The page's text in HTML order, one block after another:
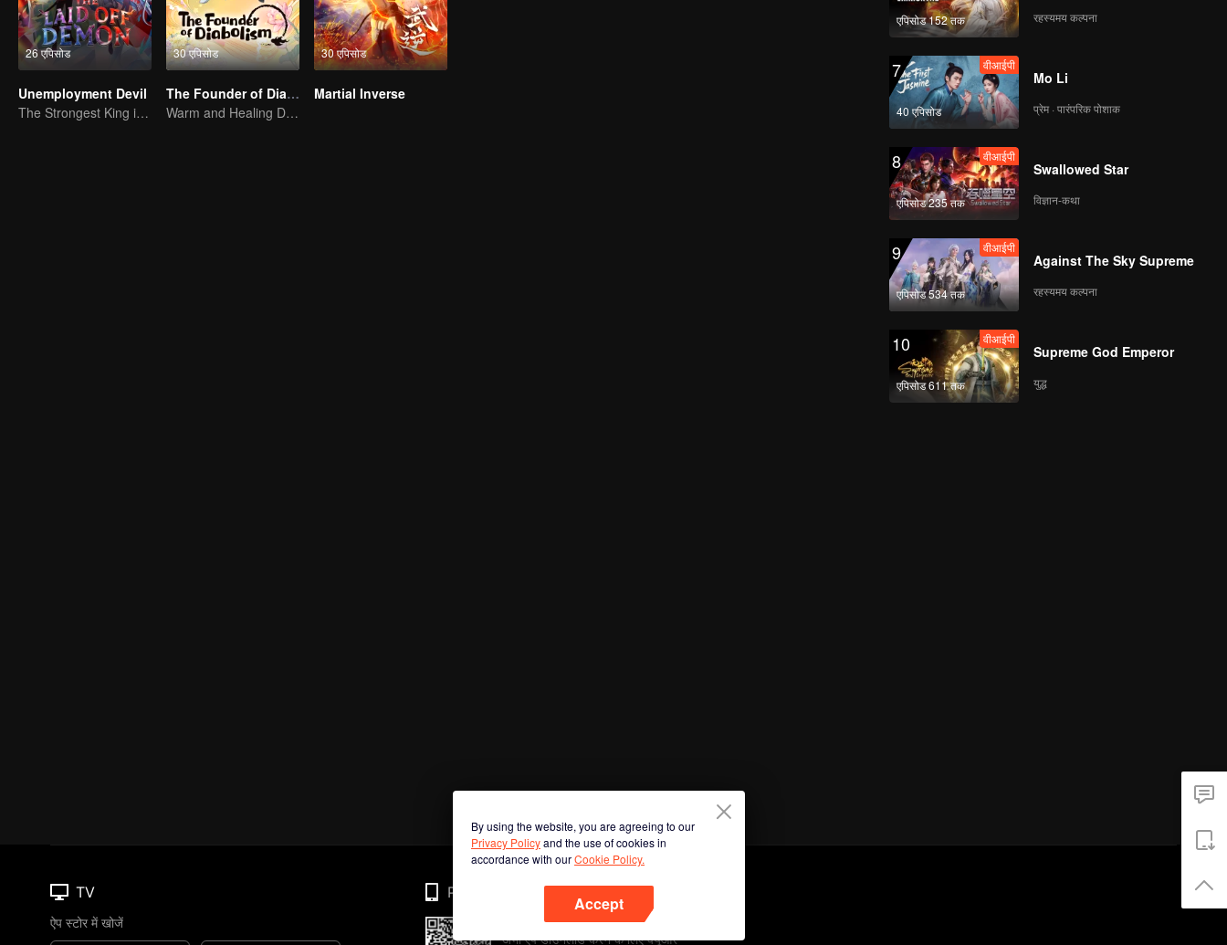
26 एपिसोड
Unemployment Devil
The Strongest King in the Demon World Suddenly Gets Laid Off?
30 एपिसोड
The Founder of Diabolism Q
Warm and Healing Daily Life
30 एपिसोड
Martial Inverse
एपिसोड 152 तक रहस्यमय कल्पना
7
40 एपिसोड
वीआईपी
Mo Li
प्रेम · पारंपरिक पोशाक
8
एपिसोड 235 तक
वीआईपी
Swallowed Star
विज्ञान-कथा
9
एपिसोड 534 तक
वीआईपी
Against The Sky Supreme
रहस्यमय कल्पना
10
एपिसोड 611 तक
वीआईपी
Supreme God Emperor
युद्ध
By using the website, you are agreeing to our
Privacy Policyand the use of cookies in
accordance with ourCookie Policy.
Accept
TV
ऐप स्टोर में खोजें
Phone
अभी ऐप डाउनलोड करने के लिए क्यूआर